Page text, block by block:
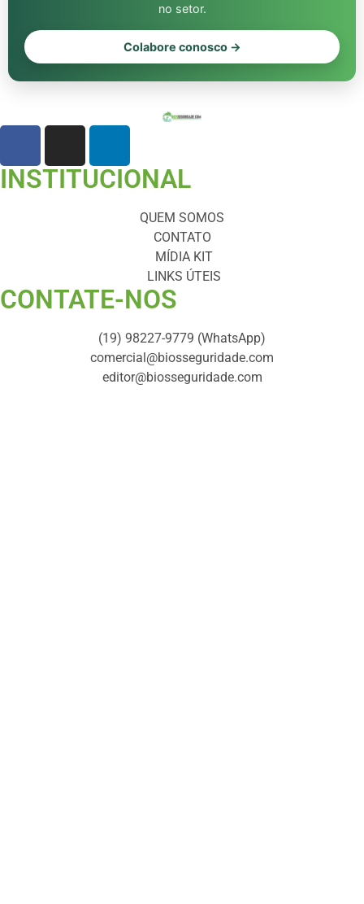
no setor.
Colabore conosco →
INSTITUCIONAL
QUEM SOMOS
CONTATO
MÍDIA KIT
LINKS ÚTEIS
CONTATE-NOS ​
(19) 98227-9779 (WhatsApp)
comercial@biosseguridade.com
editor@biosseguridade.com